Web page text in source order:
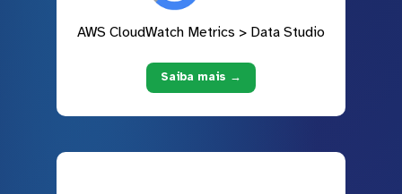
AWS CloudWatch Metrics > Data Studio
Saiba mais →